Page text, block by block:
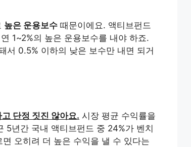
높은 운용보수 때문이에요. 액티브펀드
1~2%의 높은 운용보수를 내야 하죠.
서 0.5% 이하의 낮은 보수만 내면 되거
단정 짓진 않아요. 시장 평균 수익률을
5년간 국내 액티브펀드 중 24%가 벤치
오히려 더 높은 수익을 낼 수 있다는